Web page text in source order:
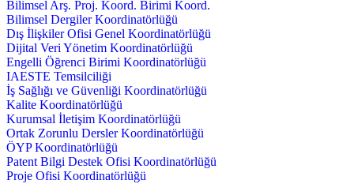
Bilimsel Arş. Proj. Koord. Birimi Koord.
Bilimsel Dergiler Koordinatörlüğü
Dış İlişkiler Ofisi Genel Koordinatörlüğü
Dijital Veri Yönetim Koordinatörlüğü
Engelli Öğrenci Birimi Koordinatörlüğü
IAESTE Temsilciliği
İş Sağlığı ve Güvenliği Koordinatörlüğü
Kalite Koordinatörlüğü
Kurumsal İletişim Koordinatörlüğü
Ortak Zorunlu Dersler Koordinatörlüğü
ÖYP Koordinatörlüğü
Patent Bilgi Destek Ofisi Koordinatörlüğü
Proje Ofisi Koordinatörlüğü